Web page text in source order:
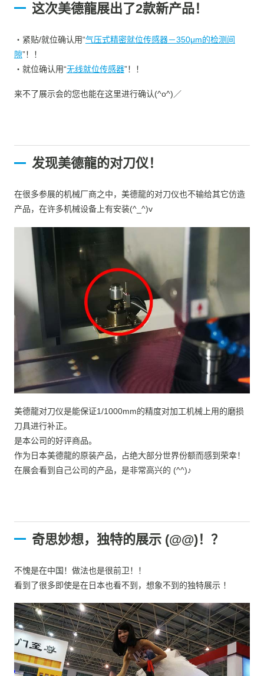
这次美德龍展出了2款新产品！
・紧贴/就位确认用“气压式精密就位传感器－350μm的检测间
隙”！！
・就位确认用“无线就位传感器”！！
来不了展示会的您也能在这里进行确认(^o^)／
发现美德龍的对刀仪！
在很多参展的机械厂商之中，美德龍的对刀仪也不输给其它仿造
产品，在许多机械设备上有安装(^_^)v
美德龍对刀仪是能保证1/1000mm的精度对加工机械上用的磨损
刀具进行补正。
是本公司的好评商品。
作为日本美德龍的原装产品，占绝大部分世界份额而感到荣幸！
在展会看到自己公司的产品，是非常高兴的 (^^)♪
奇思妙想，独特的展示 (@@)！？
不愧是在中国！做法也是很前卫！！
看到了很多即使是在日本也看不到，想象不到的独特展示 ！